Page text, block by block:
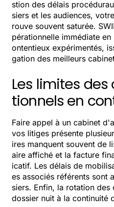
stion des délais
siers et les audiences,
rouve souvent saturée.
pérationnelle immédiate
ontentieux expérimentés,
gation des meilleurs
Les limites
tionnels en
Faire appel à un cabinet
vos litiges présente
ires manquent souvent de
aire affiché et la facture
icatif. Les délais de
es associés référents sont
siers. Enfin, la rotation
dossier nuit à la continuité